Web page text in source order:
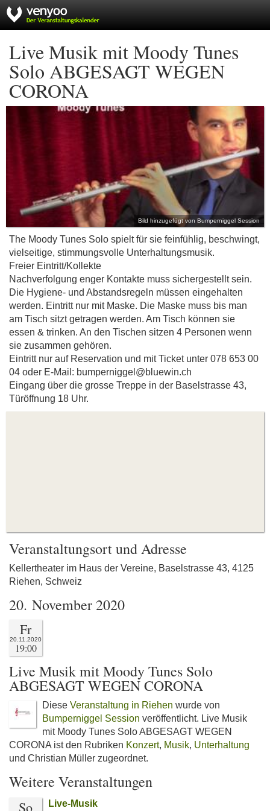
Live Musik mit Moody Tunes
Solo ABGESAGT WEGEN
CORONA
Bild hinzugefügt von Bumperniggel Session
The Moody Tunes Solo spielt für sie feinfühlig, beschwingt,
vielseitige, stimmungsvolle Unterhaltungsmusik.
Freier Eintritt/Kollekte
Nachverfolgung enger Kontakte muss sichergestellt sein.
Die Hygiene- und Abstandsregeln müssen eingehalten
werden. Eintritt nur mit Maske. Die Maske muss bis man
am Tisch sitzt getragen werden. Am Tisch können sie
essen & trinken. An den Tischen sitzen 4 Personen wenn
sie zusammen gehören.
Eintritt nur auf Reservation und mit Ticket unter 078 653 00
04 oder E-Mail: bumperniggel@bluewin.ch
Eingang über die grosse Treppe in der Baselstrasse 43,
Türöffnung 18 Uhr.
Veranstaltungsort und Adresse
Kellertheater im Haus der Vereine, Baselstrasse 43, 4125
Riehen, Schweiz
20. November 2020
Fr
20.11.2020
19:00
Live Musik mit Moody Tunes Solo
ABGESAGT WEGEN CORONA
Diese Veranstaltung in Riehen wurde von
Bumperniggel Session veröffentlicht. Live Musik
mit Moody Tunes Solo ABGESAGT WEGEN
CORONA ist den Rubriken Konzert, Musik, Unterhaltung
und Christian Müller zugeordnet.
Weitere Veranstaltungen
So
Live-Musik